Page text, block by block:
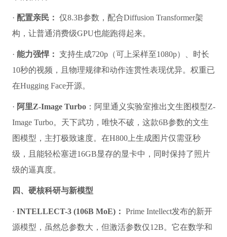
· 配置亲民： 仅8.3B参数，配合Diffusion Transformer架
构，让普通消费级GPU也能跑得起来。
· 能力强悍： 支持生成720p（可上采样至1080p）、时长
10秒的视频，且物理规律和动作连贯性表现优异。权重已
在Hugging Face开源。
· 阿里Z-Image Turbo：阿里通义实验室推出文生图模型Z-
Image Turbo。天下武功，唯快不破，这款6B参数的文生
图模型，主打极致速度。在H800上生成图片仅需亚秒
级，且能轻松塞进16GB显存的显卡中，同时保持了照片
级的逼真度。
四、硬核科研与新模型
· INTELLECT-3 (106B MoE)： Prime Intellect发布的新开
源模型，虽然总参数大，但激活参数仅12B。它在数学和